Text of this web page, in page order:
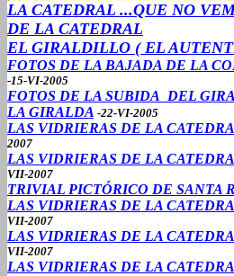
LA CATEDRAL ...QUE NO
DE LA CATEDRAL
EL GIRALDILLO ( EL
FOTOS DE LA BAJADA DE LA
-15-VI-2005
FOTOS DE LA SUBIDA DEL
LA GIRALDA -22-VI-2005
LAS VIDRIERAS DE LA
2007
LAS VIDRIERAS DE LA
VII-2007
TRIVIAL PICTÓRICO DE SANTA
LAS VIDRIERAS DE LA
VII-2007
LAS VIDRIERAS DE LA
VII-2007
LAS VIDRIERAS DE LA